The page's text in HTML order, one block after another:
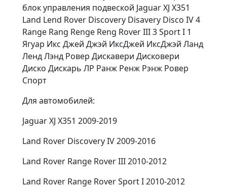
блок управления подвеской Jaguar XJ X351
Land Lend Rover Discovery Disavery Disco IV 4
Range Rang Renge Reng Rover III 3 Sport I 1
Ягуар Икс Джей Джэй ИксДжей ИксДжэй Ланд
Ленд Лэнд Ровер Дискавери Дисковери
Диско Дискарь ЛР Ранж Ренж Рэнж Ровер
Спорт
Для aвтoмобилей:
Jaguar XJ X351 2009-2019
Land Rover Discovery IV 2009-2016
Land Rover Range Rover III 2010-2012
Land Rover Range Rover Sport I 2010-2012